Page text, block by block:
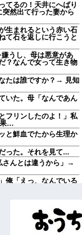
てるの！天井にへばり
然出て行った妻から
生まれるという赤い石
て石を返しに行こうと
うし、母は悪意があ
？なんで女って生き物
たは誰ですか？→ 見知
いた。母「なんであん
フリンしたのよ！」私
果…
と鮮血でたから生理か
った。それを見て...
さんとは違うから」→
俺「えっ、なんでいる
ネをして「別れさせご
俺「してないよ」←姉
・・・